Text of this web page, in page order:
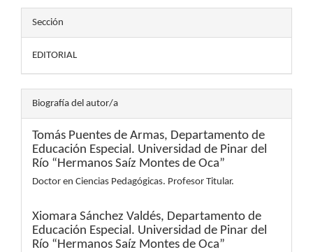
Sección
EDITORIAL
Biografía del autor/a
Tomás Puentes de Armas, Departamento de
Educación Especial. Universidad de Pinar del
Río “Hermanos Saíz Montes de Oca”
Doctor en Ciencias Pedagógicas. Profesor Titular.
Xiomara Sánchez Valdés, Departamento de
Educación Especial. Universidad de Pinar del
Río “Hermanos Saíz Montes de Oca”